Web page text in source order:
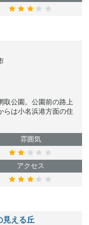
取公園。公園前の路上
らは小名浜港方面の住
雰囲気
アクセス
見える丘